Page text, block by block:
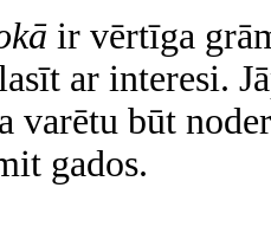
ir vērtīga
ar interesi.
varētu būt
gados.